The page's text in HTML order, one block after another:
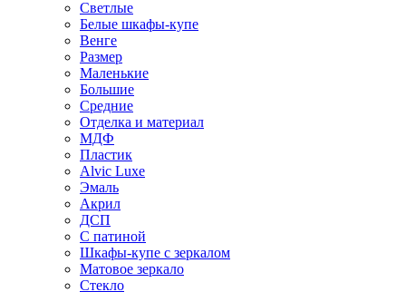
Светлые
Белые шкафы-купе
Венге
Размер
Маленькие
Большие
Средние
Отделка и материал
МДФ
Пластик
Alvic Luxe
Эмаль
Акрил
ДСП
С патиной
Шкафы-купе с зеркалом
Матовое зеркало
Стекло